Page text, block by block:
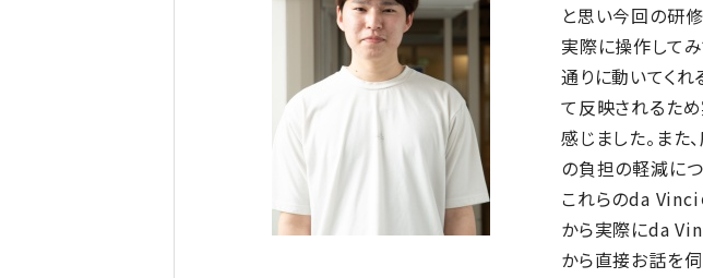
と思い今回の研
実際に操作して
通りに動いてく
て反映されるた
感じました。ま
の負担の軽減に
これらのda Vinci
から実際にda
から直接お話を